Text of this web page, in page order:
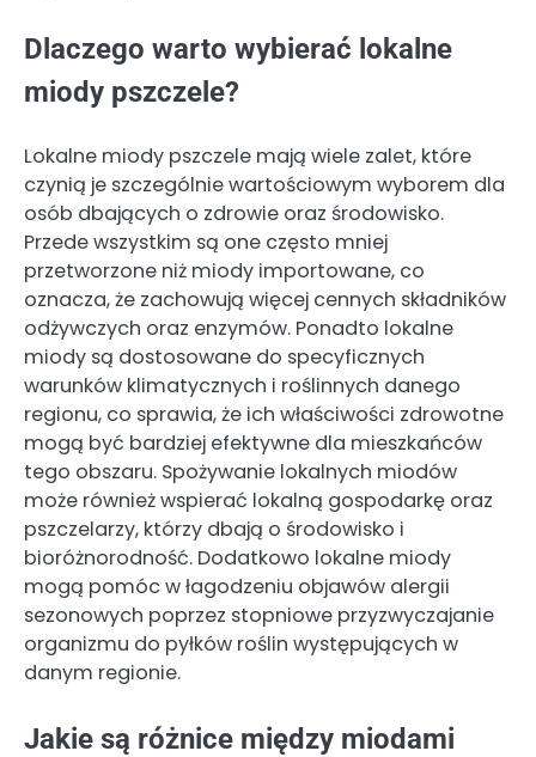
Dlaczego warto wybierać lokalne
miody pszczele?
Lokalne miody pszczele mają wiele zalet, które
czynią je szczególnie wartościowym wyborem dla
osób dbających o zdrowie oraz środowisko.
Przede wszystkim są one często mniej
przetworzone niż miody importowane, co
oznacza, że zachowują więcej cennych składników
odżywczych oraz enzymów. Ponadto lokalne
miody są dostosowane do specyficznych
warunków klimatycznych i roślinnych danego
regionu, co sprawia, że ich właściwości zdrowotne
mogą być bardziej efektywne dla mieszkańców
tego obszaru. Spożywanie lokalnych miodów
może również wspierać lokalną gospodarkę oraz
pszczelarzy, którzy dbają o środowisko i
bioróżnorodność. Dodatkowo lokalne miody
mogą pomóc w łagodzeniu objawów alergii
sezonowych poprzez stopniowe przyzwyczajanie
organizmu do pyłków roślin występujących w
danym regionie.
Jakie są różnice między miodami